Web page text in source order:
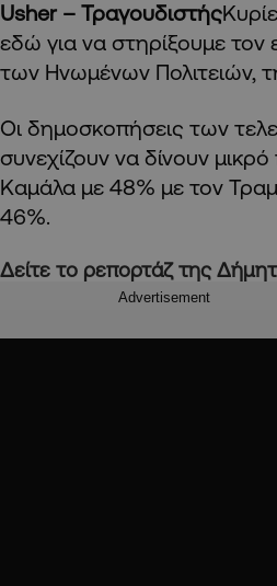
Usher – Τραγουδιστής
εδώ για να στηρίξουμε
των Ηνωμένων Πολιτειών,
Οι δημοσκοπήσεις των
συνεχίζουν να δίνουν
Καμάλα με 48% με τον
46%.
Δείτε το ρεπορτάζ της
Advertisement